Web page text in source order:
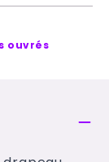
ouvrés